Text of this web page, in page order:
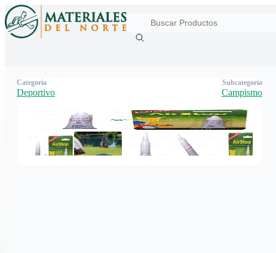
Categoría
Deportivo
Subcategoría
Campismo